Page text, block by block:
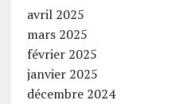
avril 2025
mars 2025
février 2025
janvier 2025
décembre 2024